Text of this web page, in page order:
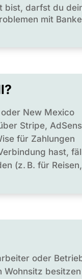
darfst du
mit
New Mexico
Stripe,
für Zahlungen
hast,
(z. B. für
oder